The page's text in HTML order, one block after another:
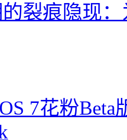
裂痕隐现
7花粉